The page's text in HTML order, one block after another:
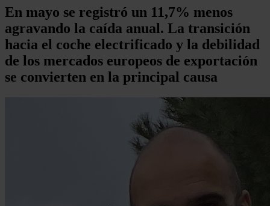
En mayo se registró un 11,7% menos
agravando la caída anual. La transición
hacia el coche electrificado y la debilidad
de los mercados europeos de exportación
se convierten en la principal causa